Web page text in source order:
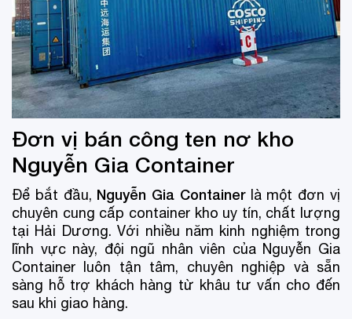
Đơn vị bán công ten nơ kho
Nguyễn Gia Container
Để bắt đầu, Nguyễn Gia Containerlà một đơn vị
chuyên cung cấp container kho uy tín, chất lượng
tại Hải Dương. Với nhiều năm kinh nghiệm trong
lĩnh vực này, đội ngũ nhân viên của Nguyễn Gia
Container luôn tận tâm, chuyên nghiệp và sẵn
sàng hỗ trợ khách hàng từ khâu tư vấn cho đến
sau khi giao hàng.